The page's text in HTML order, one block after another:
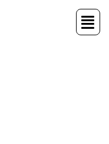
דילוג
לתוכןתפריט